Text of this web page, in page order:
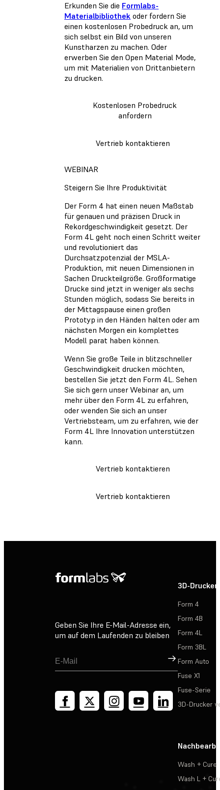
Erkunden Sie die Formlabs-
Materialbibliothek oder fordern Sie
einen kostenlosen Probedruck an, um
sich selbst ein Bild von unseren
Kunstharzen zu machen. Oder
erwerben Sie den Open Material Mode,
um mit Materialien von Drittanbietern
zu drucken.
Kostenlosen Probedruck
anfordern
Vertrieb kontaktieren
WEBINAR
Steigern Sie Ihre Produktivität
Der Form 4 hat einen neuen Maßstab
für genauen und präzisen Druck in
Rekordgeschwindigkeit gesetzt. Der
Form 4L geht noch einen Schritt weiter
und revolutioniert das
Durchsatzpotenzial der MSLA-
Produktion, mit neuen Dimensionen in
Sachen Druckteilgröße. Großformatige
Drucke sind jetzt in weniger als sechs
Stunden möglich, sodass Sie bereits in
der Mittagspause einen großen
Prototyp in den Händen halten oder am
nächsten Morgen ein komplettes
Modell parat haben können.
Wenn Sie große Teile in blitzschneller
Geschwindigkeit drucken möchten,
bestellen Sie jetzt den Form 4L. Sehen
Sie sich gern unser Webinar an, um
mehr über den Form 4L zu erfahren,
oder wenden Sie sich an unser
Vertriebsteam, um zu erfahren, wie der
Form 4L Ihre Innovation unterstützen
kann.
Vertrieb kontaktieren
Vertrieb kontaktieren
Geben Sie Ihre E-Mail-Adresse ein,
um auf dem Laufenden zu bleiben
Registrieren
3D-Drucker
Form 4
Form 4B
Form 4L
Form 3BL
Form Auto
Fuse X1
Fuse-Serie
3D-Drucker
Wash + Cure
Wash L +